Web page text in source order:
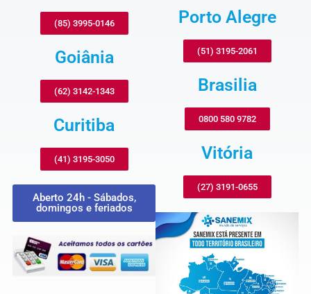
(85) 3995-0146
Goiânia
(62) 3142-1343
Curitiba
(41) 3195-3050
Aberto 24h - Sábados,
domingos e feriados
Porto Alegre
(51) 3195-2061
Brasilia
0800 580 9782
Vitória
(27) 3191-0655